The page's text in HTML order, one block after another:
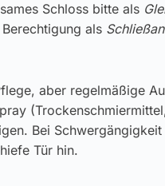
Schloss bitte als
als
aber regelmäßige
Bei
Tür hin.